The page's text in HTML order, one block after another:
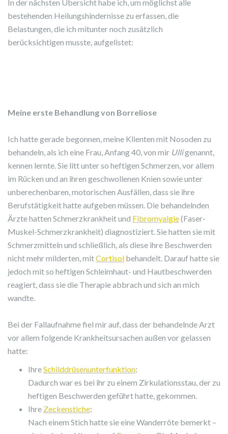
In der nächsten Übersicht habe ich, um möglichst alle
bestehenden Heilungshindernisse zu erfassen, die
Belastungen, die ich mitunter noch zusätzlich
berücksichtigen musste, aufgelistet:
Meine erste Behandlung von Borreliose
Ich hatte gerade begonnen, meine Klienten mit Nosoden zu
behandeln, als ich eine Frau, Anfang 40, von mir Ulligenannt,
kennen lernte. Sie litt unter so heftigen Schmerzen, vor allem
im Rücken und an ihren geschwollenen Knien sowie unter
unberechenbaren, motorischen Ausfällen, dass sie ihre
Berufstätigkeit hatte aufgeben müssen. Die behandelnden
Ärzte hatten Schmerzkrankheit und Fibromyalgie(Faser-
Muskel-Schmerzkrankheit) diagnostiziert. Sie hatten sie mit
Schmerzmitteln und schließlich, als diese ihre Beschwerden
nicht mehr milderten, mitCortisol behandelt. Darauf hatte sie
jedoch mit so heftigen Schleimhaut- und Hautbeschwerden
reagiert, dass sie die Therapie abbrach und sich an mich
wandte.
Bei der Fallaufnahme fiel mir auf, dass der behandelnde Arzt
vor allem folgende Krankheitsursachen außen vor gelassen
hatte:
IhreSchilddrüsenunterfunktion:
Dadurch war es bei ihr zu einem Zirkulationsstau, der zu
heftigen Beschwerden geführt hatte, gekommen.
Ihre Zeckenstiche:
Nach einem Stich hatte sie eine Wanderröte bemerkt –